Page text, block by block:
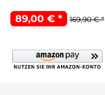
89,00 € * 169,90 € *